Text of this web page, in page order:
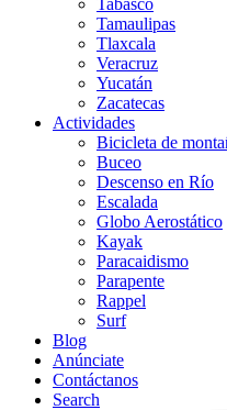
Tabasco
Tamaulipas
Tlaxcala
Veracruz
Yucatán
Zacatecas
Actividades
Bicicleta de
Buceo
Descenso en Río
Escalada
Globo Aerostático
Kayak
Paracaidismo
Parapente
Rappel
Surf
Blog
Anúnciate
Contáctanos
Search